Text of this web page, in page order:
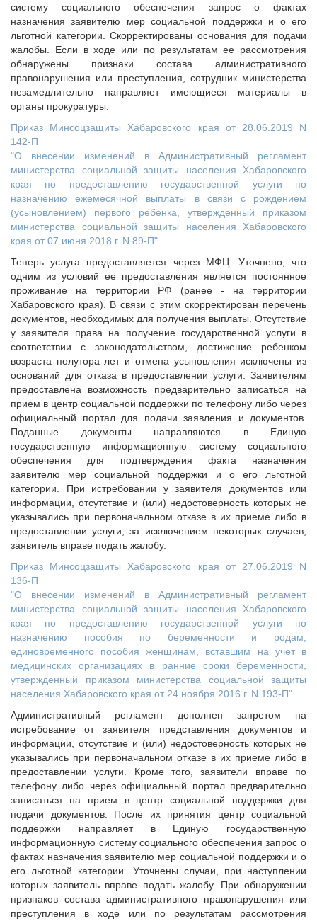
систему социального обеспечения запрос о фактах
назначения заявителю мер социальной поддержки и о его
льготной категории. Скорректированы основания для подачи
жалобы. Если в ходе или по результатам ее рассмотрения
обнаружены признаки состава административного
правонарушения или преступления, сотрудник министерства
незамедлительно направляет имеющиеся материалы в
органы прокуратуры.
Приказ Минсоцзащиты Хабаровского края от 28.06.2019 N
142-П
"О внесении изменений в Административный регламент
министерства социальной защиты населения Хабаровского
края по предоставлению государственной услуги по
назначению ежемесячной выплаты в связи с рождением
(усыновлением) первого ребенка, утвержденный приказом
министерства социальной защиты населения Хабаровского
края от 07 июня 2018 г. N 89-П"
Теперь услуга предоставляется через МФЦ. Уточнено, что
одним из условий ее предоставления является постоянное
проживание на территории РФ (ранее - на территории
Хабаровского края). В связи с этим скорректирован перечень
документов, необходимых для получения выплаты. Отсутствие
у заявителя права на получение государственной услуги в
соответствии с законодательством, достижение ребенком
возраста полутора лет и отмена усыновления исключены из
оснований для отказа в предоставлении услуги. Заявителям
предоставлена возможность предварительно записаться на
прием в центр социальной поддержки по телефону либо через
официальный портал для подачи заявления и документов.
Поданные документы направляются в Единую
государственную информационную систему социального
обеспечения для подтверждения факта назначения
заявителю мер социальной поддержки и о его льготной
категории. При истребовании у заявителя документов или
информации, отсутствие и (или) недостоверность которых не
указывались при первоначальном отказе в их приеме либо в
предоставлении услуги, за исключением некоторых случаев,
заявитель вправе подать жалобу.
Приказ Минсоцзащиты Хабаровского края от 27.06.2019 N
136-П
"О внесении изменений в Административный регламент
министерства социальной защиты населения Хабаровского
края по предоставлению государственной услуги по
назначению пособия по беременности и родам;
единовременного пособия женщинам, вставшим на учет в
медицинских организациях в ранние сроки беременности,
утвержденный приказом министерства социальной защиты
населения Хабаровского края от 24 ноября 2016 г. N 193-П"
Административный регламент дополнен запретом на
истребование от заявителя представления документов и
информации, отсутствие и (или) недостоверность которых не
указывались при первоначальном отказе в их приеме либо в
предоставлении услуги. Кроме того, заявители вправе по
телефону либо через официальный портал предварительно
записаться на прием в центр социальной поддержки для
подачи документов. После их принятия центр социальной
поддержки направляет в Единую государственную
информационную систему социального обеспечения запрос о
фактах назначения заявителю мер социальной поддержки и о
его льготной категории. Уточнены случаи, при наступлении
которых заявитель вправе подать жалобу. При обнаружении
признаков состава административного правонарушения или
преступления в ходе или по результатам рассмотрения